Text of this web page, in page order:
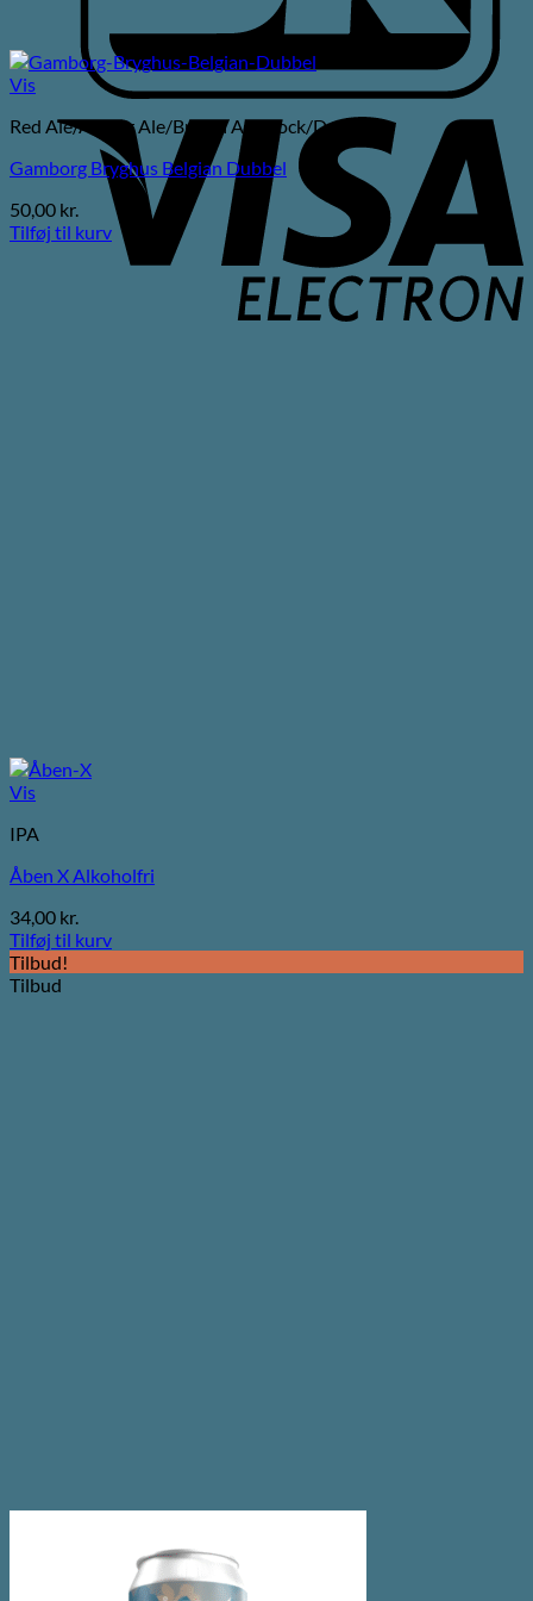
Vis
Red Ale/Amber Ale/Brown Ale/Bock/Dubbel
Gamborg Bryghus Belgian Dubbel
50,00 kr.
Tilføj til kurv
Vis
IPA
Åben X Alkoholfri
34,00 kr.
Tilføj til kurv
Tilbud!
Tilbud